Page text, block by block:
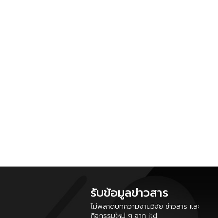
รับข้อมูลข่าวสาร
ไม่พลาดบทความงานวิจัย ข่าวสาร และ
กิจกรรมใหม่ ๆ จาก itd